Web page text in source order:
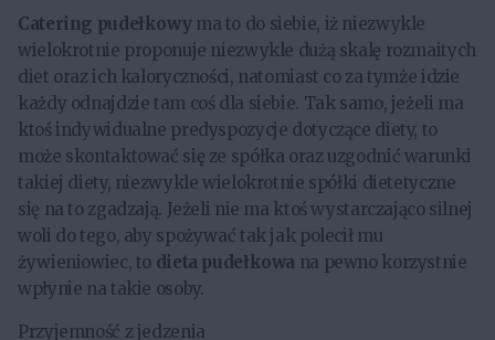
Catering pudełkowyma to do siebie, iż niezwykle
wielokrotnie proponuje niezwykle dużą skalę rozmaitych
diet oraz ich kaloryczności, natomiast co za tymże idzie
każdy odnajdzie tam coś dla siebie. Tak samo, jeżeli ma
ktoś indywidualne predyspozycje dotyczące diety, to
może skontaktować się ze spółka oraz uzgodnić warunki
takiej diety, niezwykle wielokrotnie spółki dietetyczne
się na to zgadzają. Jeżeli nie ma ktoś wystarczająco silnej
woli do tego, aby spożywać tak jak polecił mu
żywieniowiec, to dieta pudełkowa na pewno korzystnie
wpłynie na takie osoby.
Przyjemność z jedzenia